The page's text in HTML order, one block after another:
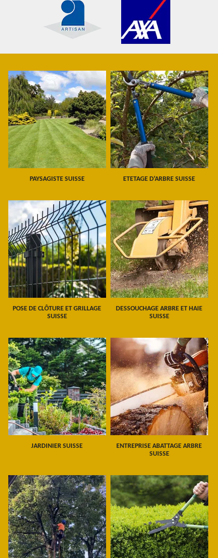
PAYSAGISTE SUISSE ETETAGE D'ARBRE SUISSE
POSE DE CLÔTURE ET GRILLAGE
SUISSE
DESSOUCHAGE ARBRE ET HAIE
SUISSE
JARDINIER SUISSE
ENTREPRISE ABATTAGE ARBRE
SUISSE